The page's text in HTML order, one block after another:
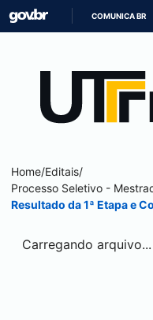
COMUNICA BR
Home/Editais/
Processo Seletivo -
Resultado da 1ª Etapa e
Carregando arquivo...